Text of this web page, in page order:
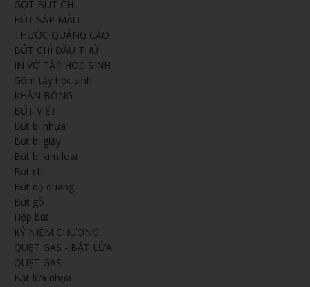
GỌT BÚT CHÌ
BÚT SÁP MÀU
THƯỚC QUẢNG CÁO
BÚT CHÌ ĐẦU THÚ
IN VỞ TẬP HỌC SINH
Gôm tẩy học sinh
KHĂN BÔNG
BÚT VIẾT
Bút bi nhựa
Bút bi giấy
Bút bi kim loại
Bút chì
Bút dạ quang
Bút gỗ
Hộp bút
KỶ NIỆM CHƯƠNG
QUẸT GAS - BẬT LỬA
QUẸT GAS
Bật lửa nhựa